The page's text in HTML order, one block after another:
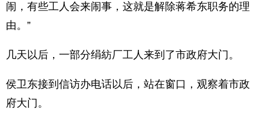
闹，有些工人会来闹事，这就是解除蒋希东职务的理
由。”
几天以后，一部分绢紡厂工人来到了市政府大门。
侯卫东接到信访办电话以后，站在窗口，观察着市政
府大门。